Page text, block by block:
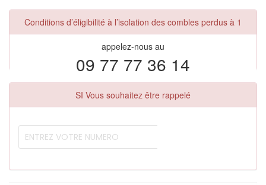
Conditions d’éligibilité à l’isolation des combles perdus à 1
appelez-nous au
09 77 77 36 14
SI Vous souhaitez être rappelé